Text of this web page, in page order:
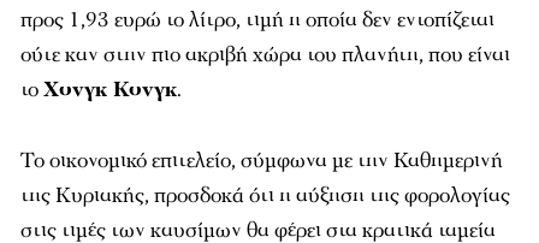
προς 1,93 ευρώ το λίτρο, τιμή η οποία δεν εντοπίζεται
ούτε καν στην πιο ακριβή χώρα του πλανήτη, που είναι
τοΧονγκ Κονγκ.
Το οικονομικό επιτελείο, σύμφωνα με την Καθημερινή
της Κυριακής, προσδοκά ότι η αύξηση της φορολογίας
στις τιμές των καυσίμων θα φέρει στα κρατικά ταμεία